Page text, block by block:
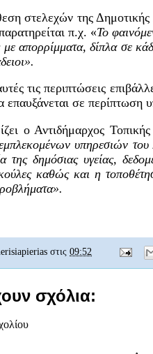
στελεχών της Δημοτικής
π.χ. «Το
με απορρίμματα, δίπλα σε
τις περιπτώσεις
επαυξάνεται σε περίπτωση
ο Αντιδήμαρχος
υπηρεσιών του
της δημόσιας υγείας,
καθώς και η
στις 09:52
σχόλια: